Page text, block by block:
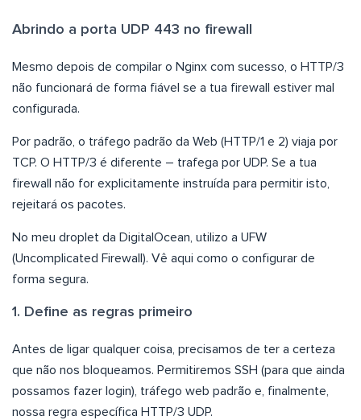
Abrindo a porta UDP 443 no firewall
Mesmo depois de compilar o Nginx com sucesso, o HTTP/3
não funcionará de forma fiável se a tua firewall estiver mal
configurada.
Por padrão, o tráfego padrão da Web (HTTP/1 e 2) viaja por
TCP. O HTTP/3 é diferente – trafega por UDP. Se a tua
firewall não for explicitamente instruída para permitir isto,
rejeitará os pacotes.
No meu droplet da DigitalOcean, utilizo a UFW
(Uncomplicated Firewall). Vê aqui como o configurar de
forma segura.
1. Define as regras primeiro
Antes de ligar qualquer coisa, precisamos de ter a certeza
que não nos bloqueamos. Permitiremos SSH (para que ainda
possamos fazer login), tráfego web padrão e, finalmente,
nossa regra específica HTTP/3 UDP.